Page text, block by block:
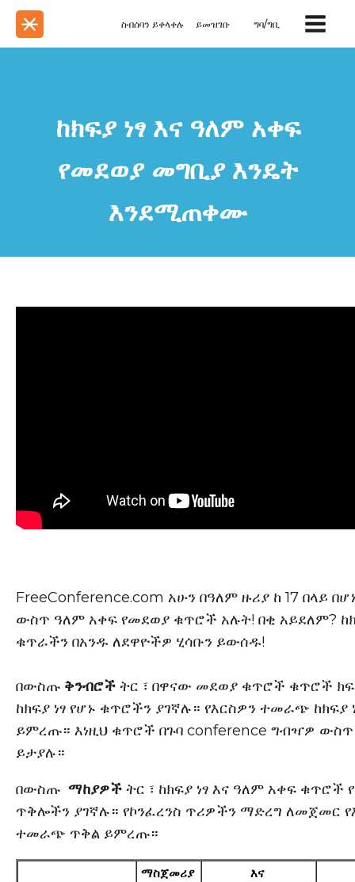
ስብሰባን ይቀላቀሉ ይመዝገቡ ግባ/ግቢ
ከክፍያ ነፃ እና ዓለም አቀፍ
የመደወያ መግቢያ እንዴት
እንደሚጠቀሙ
FreeConference.com አሁን በዓለም ዙሪያ ከ 17 በላይ
ውስጥ ዓለም አቀፍ የመደወያ ቁጥሮች አሉት! በቂ አይደለም?
ቁጥራችን በአንዱ ለደዋዮችዎ ሂሳቡን ይውሰዱ!
በውስጡ ቅንብሮች ትር ፣ በዋናው መደወያ ቁጥሮች ቁጥሮች
ከክፍያ ነፃ የሆኑ ቁጥሮችን ያገኛሉ። የእርስዎን ተመራጭ ከክፍያ
ይምረጡ። እነዚህ ቁጥሮች በጉባ conference ግብዣዎ
ይታያሉ።
በውስጡ ማከያዎች ትር ፣ ከክፍያ ነፃ እና ዓለም አቀፍ ቁጥሮች
ጥቅሎችን ያገኛሉ። የኮንፈረንስ ጥሪዎችን ማድረግ ለመጀመር
ተመራጭ ጥቅል ይምረጡ።
ማስጀመሪያ እና